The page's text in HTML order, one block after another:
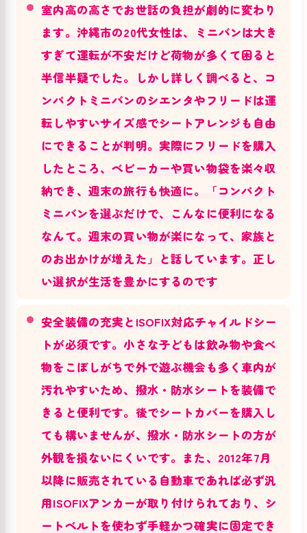
室内高の高さでお世話の負担が劇的に変わり
ます。沖縄市の20代女性は、ミニバンは大き
すぎて運転が不安だけど荷物が多くて困ると
半信半疑でした。しかし詳しく調べると、コ
ンパクトミニバンのシエンタやフリードは運
転しやすいサイズ感でシートアレンジも自由
にできることが判明。実際にフリードを購入
したところ、ベビーカーや買い物袋を楽々収
納でき、週末の旅行も快適に。「コンパクト
ミニバンを選ぶだけで、こんなに便利になる
なんて。週末の買い物が楽になって、家族と
のお出かけが増えた」と話しています。正し
い選択が生活を豊かにするのです
安全装備の充実とISOFIX対応チャイルドシー
トが必須です。小さな子どもは飲み物や食べ
物をこぼしがちで外で遊ぶ機会も多く車内が
汚れやすいため、撥水・防水シートを装備で
きると便利です。後でシートカバーを購入し
ても構いませんが、撥水・防水シートの方が
外観を損ないにくいです。また、2012年7月
以降に販売されている自動車であれば必ず汎
用ISOFIXアンカーが取り付けられており、シ
ートベルトを使わず手軽かつ確実に固定でき